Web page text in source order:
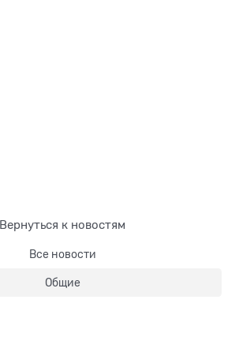
Вернуться к новостям
Все новости
Общие